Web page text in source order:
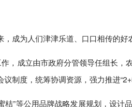
成为人们津津乐道、口口相传的好
，成立由市政府分管领导任组长，
制度，统筹协调资源，强力推进
桔”等公用品牌战略发展规划，设计